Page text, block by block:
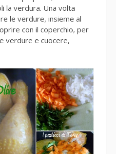
la verdura. Una volta
le verdure, insieme al
con il coperchio, per
verdure e cuocere,